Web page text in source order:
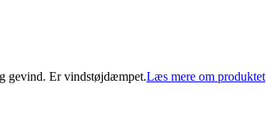
gevind. Er vindstøjdæmpet.Læs mere om produktet